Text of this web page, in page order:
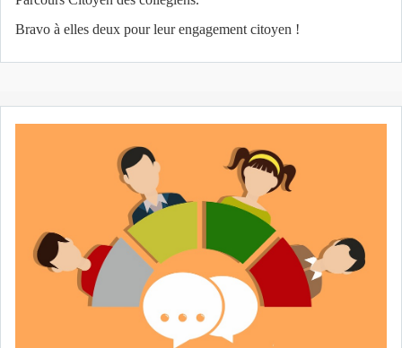
Bravo à elles deux pour leur engagement citoyen !